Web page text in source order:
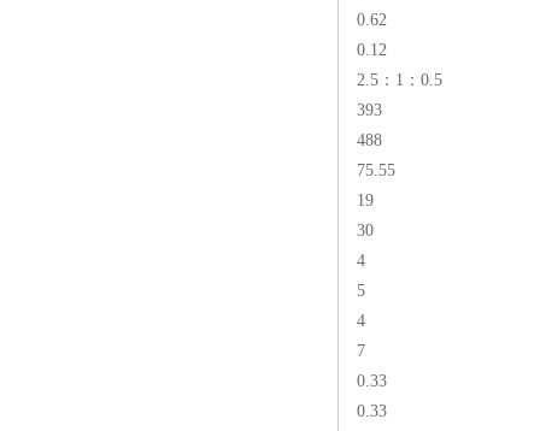
0.62
0.12
2.5：1：0.5
393
488
75.55
19
30
4
5
4
7
0.33
0.33